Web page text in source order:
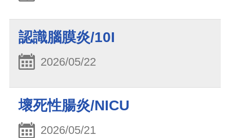
認識腦膜炎/10I
2026/05/22
壞死性腸炎/NICU
2026/05/21